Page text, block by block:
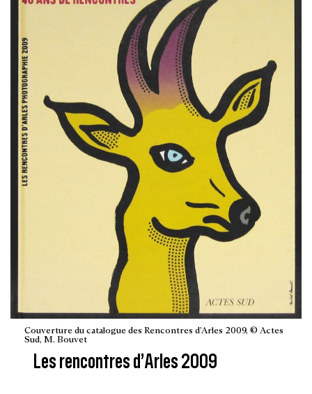
Couverture du catalogue des Rencontres d’Arles 2009, © Actes
Sud, M. Bouvet
Les rencontres d’Arles 2009